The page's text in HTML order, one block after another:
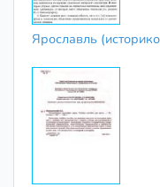
Ярославль